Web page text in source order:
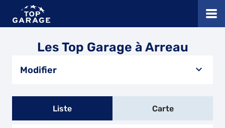
Les Top Garage à Arreau
Modifier
Liste Carte